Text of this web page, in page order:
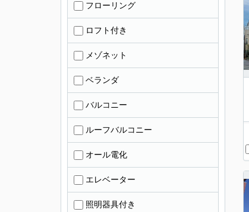
フローリング
ロフト付き
メゾネット
ベランダ
バルコニー
ルーフバルコニー
オール電化
エレベーター
照明器具付き